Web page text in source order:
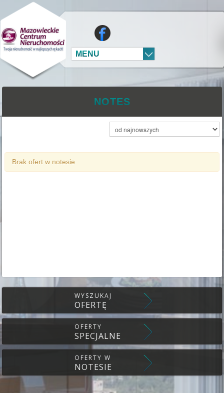
MENU
NOTES
Brak ofert w notesie
WYSZUKAJ
OFERTĘ
OFERTY
SPECJALNE
OFERTY W
NOTESIE